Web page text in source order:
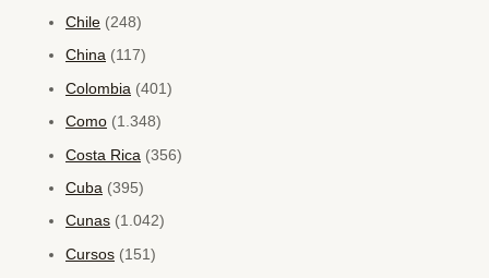
Chile (248)
China (117)
Colombia (401)
Como (1.348)
Costa Rica (356)
Cuba (395)
Cunas (1.042)
Cursos (151)